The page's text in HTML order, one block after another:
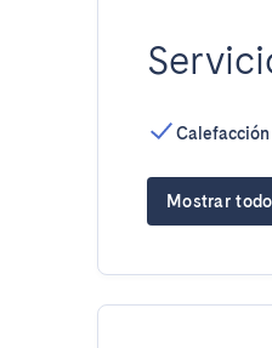
Calefacción
Mostrar